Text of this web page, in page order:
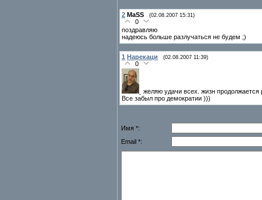
2 MaSS (02.08.2007 15:31)
0
поздравляю
надеюсь больше разлучаться не будем ;)
1 Нарекаци (02.08.2007 11:39)
0
желяю удачи всех. жизн продолжается
Все забыл про демократии )))
Имя *:
Email *: